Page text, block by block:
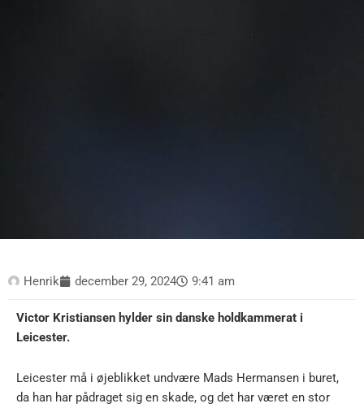
Henrik december 29, 2024 9:41 am
Victor Kristiansen hylder sin danske holdkammerat i
Leicester.
Leicester må i øjeblikket undvære Mads Hermansen i buret,
da han har pådraget sig en skade, og det har været en stor